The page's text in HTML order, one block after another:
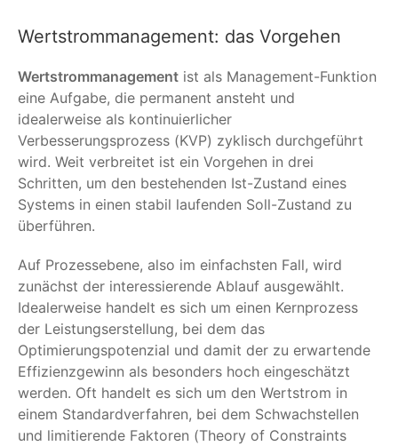
Wertstrommanagement: das Vorgehen
Wertstrommanagement ist als Management-Funktion
eine Aufgabe, die permanent ansteht und
idealerweise als kontinuierlicher
Verbesserungsprozess (KVP) zyklisch durchgeführt
wird. Weit verbreitet ist ein Vorgehen in drei
Schritten, um den bestehenden Ist-Zustand eines
Systems in einen stabil laufenden Soll-Zustand zu
überführen.
Auf Prozessebene, also im einfachsten Fall, wird
zunächst der interessierende Ablauf ausgewählt.
Idealerweise handelt es sich um einen Kernprozess
der Leistungserstellung, bei dem das
Optimierungspotenzial und damit der zu erwartende
Effizienzgewinn als besonders hoch eingeschätzt
werden. Oft handelt es sich um den Wertstrom in
einem Standardverfahren, bei dem Schwachstellen
und limitierende Faktoren (Theory of Constraints